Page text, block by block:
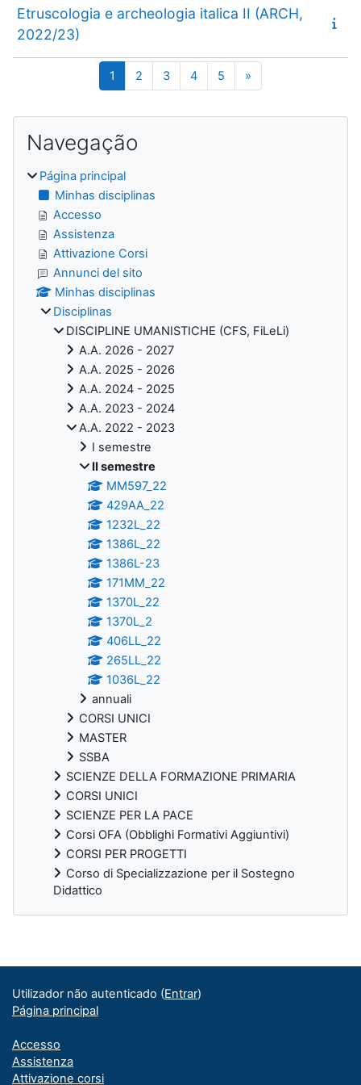
Etruscologia e archeologia italica II (ARCH,
2022/23)
1 Página 1
2 Página 2
3Página 3
4Página 4
5 Página 5
»
Blocos
Navegação
Página principal
Minhas disciplinas
Accesso
Assistenza
Attivazione Corsi
Annunci del sito
Minhas disciplinas
Disciplinas
DISCIPLINE UMANISTICHE (CFS, FiLeLi)
A.A. 2026 - 2027
A.A. 2025 - 2026
A.A. 2024 - 2025
A.A. 2023 - 2024
A.A. 2022 - 2023
I semestre
II semestre
MM597_22
429AA_22
1232L_22
1386L_22
1386L-23
171MM_22
1370L_22
1370L_2
406LL_22
265LL_22
1036L_22
annuali
CORSI UNICI
MASTER
SSBA
SCIENZE DELLA FORMAZIONE PRIMARIA
CORSI UNICI
SCIENZE PER LA PACE
Corsi OFA (Obblighi Formativi Aggiuntivi)
CORSI PER PROGETTI
Corso di Specializzazione per il Sostegno
Didattico
Utilizador não autenticado (Entrar)
Página principal
Accesso
Assistenza
Attivazione corsi